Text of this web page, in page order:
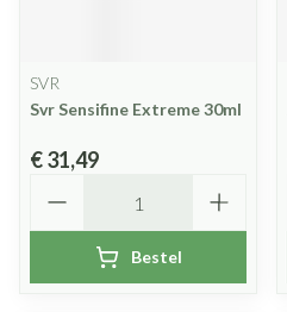
SVR
Svr Sensifine Extreme 30ml
€ 31,49
Bestel